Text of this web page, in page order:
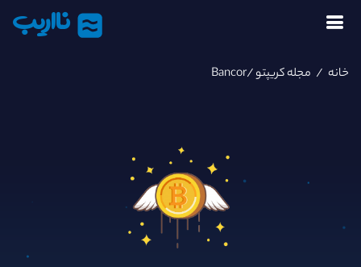
نااریب
خانه / مجله کریپتو/Bancor